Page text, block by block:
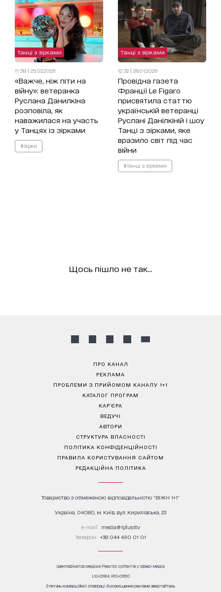
Танці з зірками
11:58 | 25.02.2026
«Важче, ніж піти на
війну»: ветеранка
Руслана Данилкіна
розповіла, як
наважилася на участь
у Танцях із зірками
#зірки
Танці з зірками
12:32 | 28.01.2026
Провідна газета
Франції Le Figaro
присвятила статтю
українській ветеранці
Руслані Данілкіній і шоу
Танці з зірками, яке
вразило світ під час
війни
#танці з зірками
Щось пішло не так...
ПРО КАНАЛ
РЕКЛАМА
ПРОБЛЕМИ З ПРИЙОМОМ КАНАЛУ 1+1
КАТАЛОГ ПРОГРАМ
КАР’ЄРА
ВЕДУЧІ
АВТОРИ
СТРУКТУРА ВЛАСНОСТІ
ПОЛІТИКА КОНФІДЕНЦІЙНОСТІ
ПРАВИЛА КОРИСТУВАННЯ САЙТОМ
РЕДАКЦІЙНА ПОЛІТИКА
Товариство з обмеженою відповідальністю "ВІЖН 1+1"
Україна, 04080, м. Київ, вул. Кирилівська, 23
е-mail: media@1plus1.tv
Телефон: +38 044 490 01 01
Ідентифікатор медіа в Реєстрі суб’єктів у сфері медіа:
L10-01914, R10-01810
З питань комерційної співпраці й розміщення реклами звертайтесь